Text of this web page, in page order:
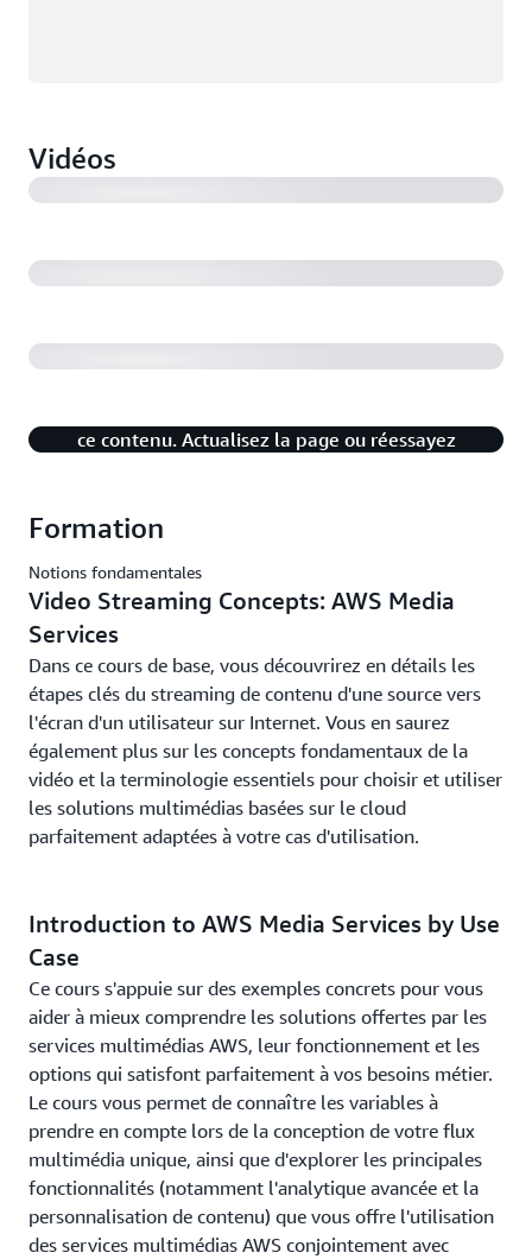
Vidéos
AWS re:Invent 2019 : Optimisation des flux vidéo en
ce contenu. Actualisez la page ou réessayez
Formation
Notions fondamentales
Video Streaming Concepts: AWS Media
Services
Dans ce cours de base, vous découvrirez en détails les
étapes clés du streaming de contenu d'une source vers
l'écran d'un utilisateur sur Internet. Vous en saurez
également plus sur les concepts fondamentaux de la
vidéo et la terminologie essentiels pour choisir et utiliser
les solutions multimédias basées sur le cloud
parfaitement adaptées à votre cas d'utilisation.
Introduction to AWS Media Services by Use
Case
Ce cours s'appuie sur des exemples concrets pour vous
aider à mieux comprendre les solutions offertes par les
services multimédias AWS, leur fonctionnement et les
options qui satisfont parfaitement à vos besoins métier.
Le cours vous permet de connaître les variables à
prendre en compte lors de la conception de votre flux
multimédia unique, ainsi que d'explorer les principales
fonctionnalités (notamment l'analytique avancée et la
personnalisation de contenu) que vous offre l'utilisation
des services multimédias AWS conjointement avec